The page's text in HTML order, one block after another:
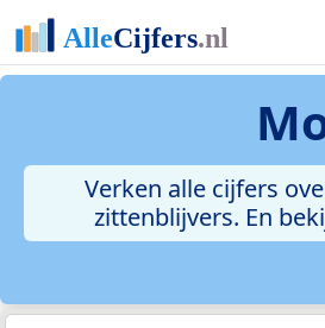
Verken alle cijfers
zittenblijvers. En